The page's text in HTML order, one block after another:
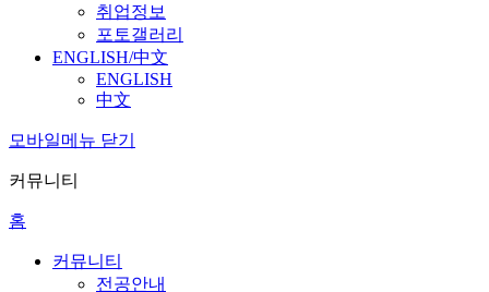
취업정보
포토갤러리
ENGLISH/中文
ENGLISH
中文
모바일메뉴 닫기
커뮤니티
홈
커뮤니티
전공안내